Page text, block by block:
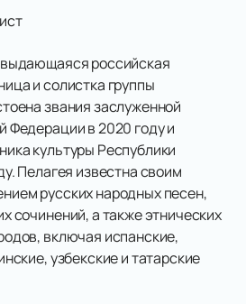
российская
и солистка группы
звания заслуженной
Федерации в 2020 году и
культуры Республики
Пелагея известна своим
русских народных песен,
сочинений, а также этнических
включая испанские,
узбекские и татарские